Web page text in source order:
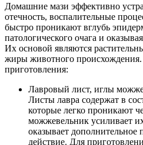
Домашние мази эффективно
отечность, воспалительные
быстро проникают вглубь
патологического очага и
Их основой являются
жиры животного происхождения.
приготовления:
Лавровый лист, иглы
Листы лавра содержат в
которые легко проникают
можжевельник усиливает
оказывает дополнительное
действие. Для